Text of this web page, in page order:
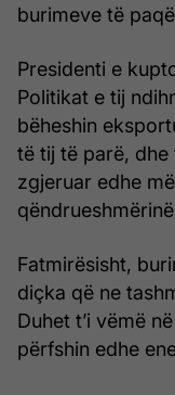
burimeve të
Presidenti e
Politikat e tij
bëheshin
të tij të parë,
zgjeruar edhe
Fatmirësisht,
diçka që ne
Duhet t’i vëmë
përfshin edhe